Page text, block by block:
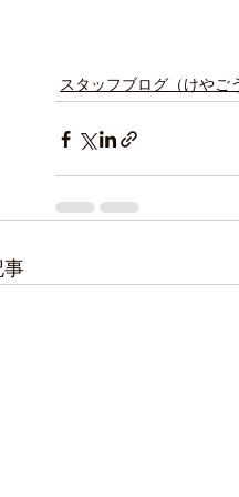
スタッフブログ（けやご
事